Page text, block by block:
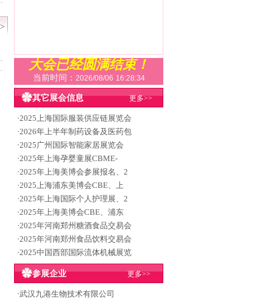
大会已经圆满结束！
当前时间： 2026/08/06 16:28:35
其它展会信息 更多>>
·2025上海国际服装供应链展览会
·2026年上半年制药设备及医药包
·2025广州国际智能家居展览会
·2025年上海孕婴童展CBME-
·2025年上海美博会参展报名、2
·2025上海浦东美博会CBE、上
·2025年上海国际个人护理展、2
·2025年上海美博会CBE、浦东
·2025年河南郑州糖酒食品交易会
·2025年河南郑州食品饮料交易会
·2025中国西部国际流体机械展览
参展企业 更多>>
·武汉九港生物技术有限公司